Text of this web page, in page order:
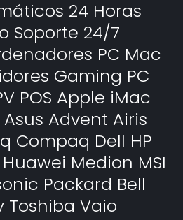
24 Horas
Soporte 24/7
PC Mac
Gaming PC
POS Apple iMac
Advent Airis
Compaq Dell HP
Huawei Medion MSI
Packard Bell
Toshiba Vaio